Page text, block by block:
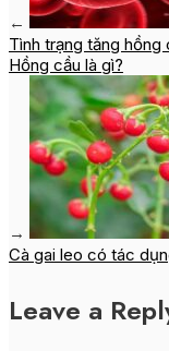
←
Tình trạng tăng
Hồng cầu là gì?
→
Cà gai leo có tác
Leave a